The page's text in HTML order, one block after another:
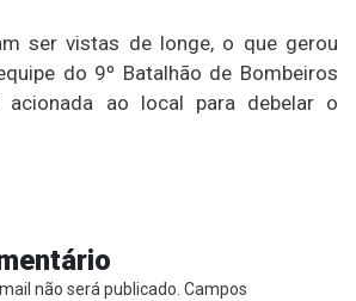
ser vistas de longe, o que gerou
do 9º Batalhão de Bombeiros
ao local para debelar o
não será publicado. Campos